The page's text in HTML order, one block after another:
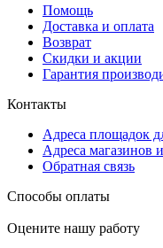
Помощь
Доставка и оплата
Возврат
Скидки и акции
Гарантия
Контакты
Адреса площадок
Адреса магазинов
Обратная связь
Способы оплаты
Оцените нашу работу